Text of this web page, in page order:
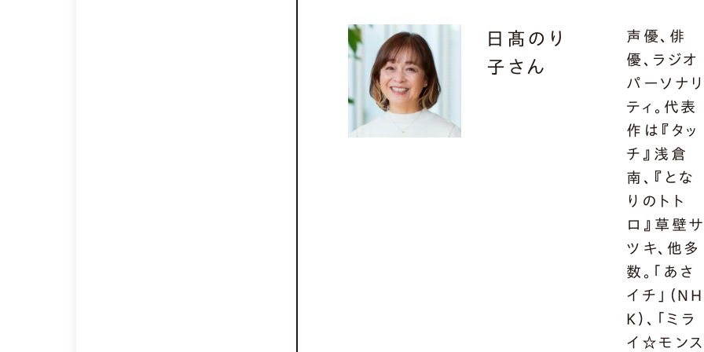
日髙のり
子さん
声優、俳
優、ラジオ
パーソナリ
ティ。代表
作は『タッ
チ』浅倉
南、『とな
りのトト
ロ』草壁サ
ツキ、他多
数。「あさ
イチ」（NH
K）、「ミラ
イ☆モンス